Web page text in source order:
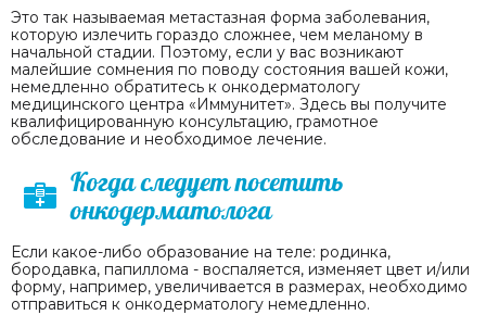
Это так называемая метастазная форма заболевания,
которую излечить гораздо сложнее, чем меланому в
начальной стадии. Поэтому, если у вас возникают
малейшие сомнения по поводу состояния вашей кожи,
немедленно обратитесь к онкодерматологу
медицинского центра «Иммунитет». Здесь вы получите
квалифицированную консультацию, грамотное
обследование и необходимое лечение.
Когда следует посетить
онкодерматолога
Если какое-либо образование на теле: родинка,
бородавка, папиллома - воспаляется, изменяет цвет и/или
форму, например, увеличивается в размерах, необходимо
отправиться к онкодерматологу немедленно.